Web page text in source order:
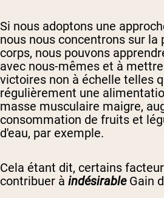
Si nous adoptons une
nous nous concentrons sur la
corps, nous pouvons
avec nous-mêmes et à
victoires non à échelle telles
régulièrement une
masse musculaire maigre,
consommation de fruits et
d'eau, par exemple.
Cela étant dit, certains
contribuer à indésirableGain